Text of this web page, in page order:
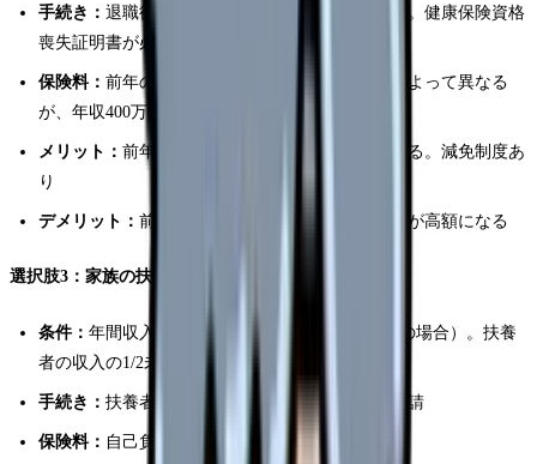
手続き： 退職後14日以内に市区町村役場で手続き。健康保険資格
喪失証明書が必要
保険料： 前年の所得に基づいて計算。市区町村によって異なる
が、年収400万円の場合、月額2〜4万円程度
メリット： 前年の収入が低ければ保険料が安くなる。減免制度あ
り
デメリット： 前年の収入が高いと初年度の保険料が高額になる
選択肢3：家族の扶養に入る
条件： 年間収入見込みが130万円未満（60歳未満の場合）。扶養
者の収入の1/2未満であること
手続き： 扶養者（配偶者等）の勤務先を通じて申請
保険料： 自己負担なし